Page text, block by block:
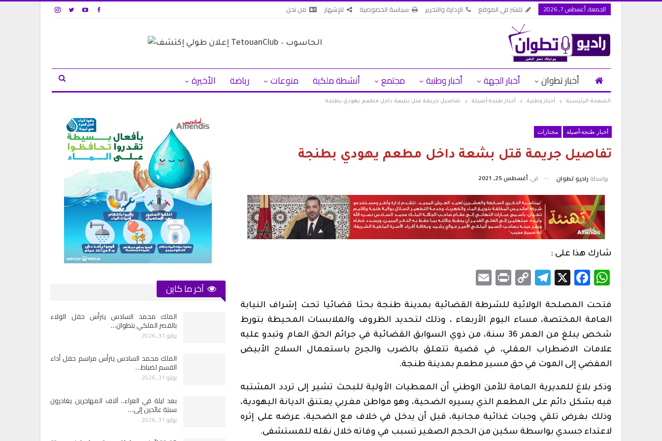
الجمعة, أغسطس 7, 2026 للنشر في الموقع الإدارة والتحرير سياسة الخصوصية للإشهار من نحن
أخبار تطوان أخبار الجهة أخبار وطنية مجتمع أنشطة ملكية منوعات رياضة الأخيرة
الصفحة الرئيسية أخبار وطنية أخبار طنجة-أصيلة تفاصيل جريمة قتل بشعة داخل مطعم يهودي بطنجة
أخبار طنجة-أصيلة مختارات
تفاصيل جريمة قتل بشعة داخل مطعم يهودي بطنجة
بواسطة راديو تطوان في أغسطس 25, 2021
شارك هذا على :
WhatsApp
Facebook
X
Telegram
Copy
Print
فتحت المصلحة الولائية للشرطة القضائية بمدينة طنجة بحثا قضائيا تحت إشراف النيابة
العامة المختصة، مساء اليوم الأربعاء ، وذلك لتحديد الظروف والملابسات المحيطة بتورط
شخص يبلغ من العمر 36 سنة، من ذوي السوابق القضائية في جرائم الحق العام وتبدو عليه
علامات الاضطراب العقلي، في قضية تتعلق بالضرب والجرح باستعمال السلاح الأبيض
المفضي إلى الموت في حق مسير مطعم بمدينة طنجة.
وذكر بلاغ للمديرية العامة للأمن الوطني أن المعطيات الأولية للبحث تشير إلى تردد المشتبه
فيه بشكل دائم على المطعم الذي يسيره الضحية، وهو مواطن مغربي يعتنق الديانة اليهودية،
وذلك بغرض تلقي وجبات غذائية مجانية، قبل أن يدخل في خلاف مع الضحية، عرضه على إثره
لاعتداء جسدي بواسطة سكين من الحجم الصغير تسبب في وفاته خلال نقله للمستشفى.
آخر ما كاين
1.2 مليون درهم لدعم الدورة الـ31 لمهرجان
تطوان لسينما البحر…
أغسطس 6, 2026
أحكام بالحبس في حق سائقي سيارات أجرة
بتطوان على خلفية أحداث…
الحرس المدني بسبتة المحتلة يطلق قناة
تواصل للإبلاغ عن…
أغسطس 5, 2026
حكومة سبتة: بين 3 و5 آلاف مهاجر ما زالوا
داخل المدينة و862…
أغسطس 3, 2026
اتحاد المقاولات الإعلامية بتطوان يشيد بصمود
73 ألف مهاجر غادروا سبتة إلى المغرب وعدد
القتلى يرتفع لـ71
أغسطس 2, 2026
الملك محمد السادس يترأس حفل الولاء
بالقصر الملكي بتطوان…
يوليو 31, 2026
الملك محمد السادس يترأس مراسم حفل أداء
القسم لضباط…
يوليو 31, 2026
بعد ليلة في العراء.. آلاف المهاجرين يغادرون
سبتة عائدين إلى…
يوليو 31, 2026